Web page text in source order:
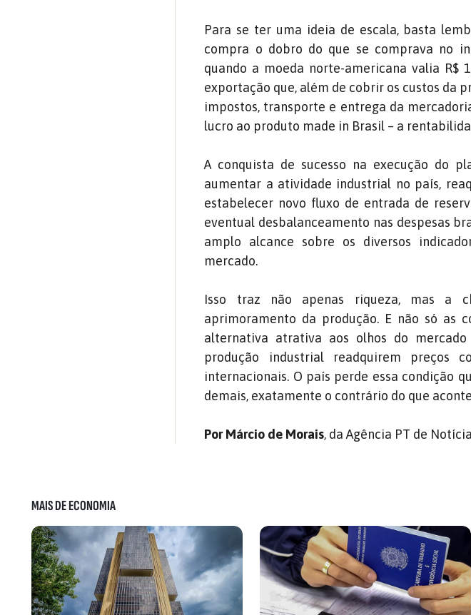
Para se ter uma ideia de escala, basta
compra o dobro do que se comprava no
quando a moeda norte-americana valia R$
exportação que, além de cobrir os custos da
impostos, transporte e entrega da
lucro ao produto made in Brasil – a
A conquista de sucesso na execução do
aumentar a atividade industrial no país,
estabelecer novo fluxo de entrada de
eventual desbalanceamento nas despesas
amplo alcance sobre os diversos
mercado.
Isso traz não apenas riqueza, mas a
aprimoramento da produção. E não só as
alternativa atrativa aos olhos do
produção industrial readquirem preços
internacionais. O país perde essa condição
demais, exatamente o contrário do que
Por Márcio de Morais, da Agência PT de
MAIS DE ECONOMIA